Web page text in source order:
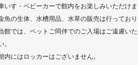
いす・ベビーカーで館内をお楽しみいただけ
魚の生体、水槽用品、水草の販売は行っており
館では、ペットご同伴でのご入場はご遠慮い
。
内にはロッカーはございません。